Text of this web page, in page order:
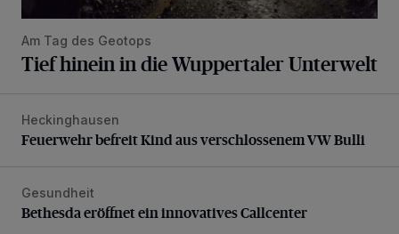
Am Tag des Geotops
Tief hinein in die Wuppertaler Unterwelt
Feuerwehr befreit Kind aus verschlossenem VW Bulli
Heckinghausen
Feuerwehr befreit Kind aus verschlossenem VW Bulli
Bethesda eröffnet ein innovatives Callcenter
Gesundheit
Bethesda eröffnet ein innovatives Callcenter